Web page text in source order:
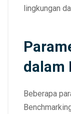
lingkungan
dalam
Beberapa